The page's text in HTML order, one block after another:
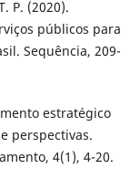
P. (2020).
públicos para
Sequência, 209-
estratégico
perspectivas.
4(1), 4-20.